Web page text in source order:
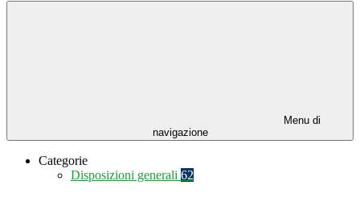
Menu di
navigazione
Categorie
Disposizioni generali 62